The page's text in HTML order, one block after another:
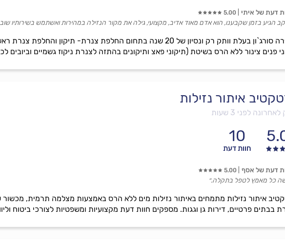
אינפרה סורג`ון בעלת וותק רק ונסיון של 20 שנה בתחום החלפת צנרת-
פנים צינור ללא הרס בשיטת (תיקוני פאצ ותיקונים בהתזה לצנרת ניקוז גשמיים וביובים
דעת של איתי 5.00
הגיע בזמן שקבענו, הוא אדם מאוד אדיב, מקצועי, גילה את מקור הנזילה במהירות ואשתמש בשירותיו
איתור נזילות
לפני 3 שעות
10
חוות דעת
איתור נזילות מתמחים באיתור נזילות מים ללא הרס באמצעות מצלמה תרמית,
בבתים פרטיים, דירות גן וגגות. מספקים חוות דעת מקצועיות ומשפטיות לצורכי ביטוח
דעת של אסף 5.00
כל מאמץ לטפל בתקלה.״